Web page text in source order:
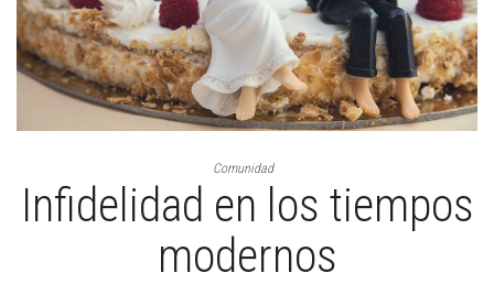
Comunidad
Infidelidad en los tiempos
modernos